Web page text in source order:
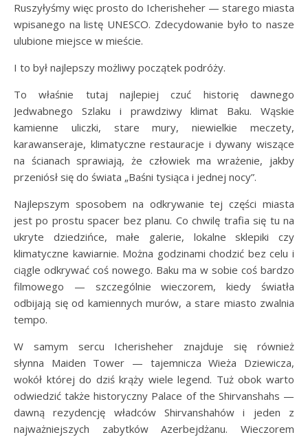
Ruszyłyśmy więc prosto do Icherisheher — starego miasta
wpisanego na listę UNESCO. Zdecydowanie było to nasze
ulubione miejsce w mieście.
I to był najlepszy możliwy początek podróży.
To właśnie tutaj najlepiej czuć historię dawnego
Jedwabnego Szlaku i prawdziwy klimat Baku. Wąskie
kamienne uliczki, stare mury, niewielkie meczety,
karawanseraje, klimatyczne restauracje i dywany wiszące
na ścianach sprawiają, że człowiek ma wrażenie, jakby
przeniósł się do świata „Baśni tysiąca i jednej nocy”.
Najlepszym sposobem na odkrywanie tej części miasta
jest po prostu spacer bez planu. Co chwilę trafia się tu na
ukryte dziedzińce, małe galerie, lokalne sklepiki czy
klimatyczne kawiarnie. Można godzinami chodzić bez celu i
ciągle odkrywać coś nowego. Baku ma w sobie coś bardzo
filmowego — szczególnie wieczorem, kiedy światła
odbijają się od kamiennych murów, a stare miasto zwalnia
tempo.
W samym sercu Icherisheher znajduje się również
słynna Maiden Tower — tajemnicza Wieża Dziewicza,
wokół której do dziś krąży wiele legend. Tuż obok warto
odwiedzić także historyczny Palace of the Shirvanshahs —
dawną rezydencję władców Shirvanshahów i jeden z
najważniejszych zabytków Azerbejdżanu. Wieczorem